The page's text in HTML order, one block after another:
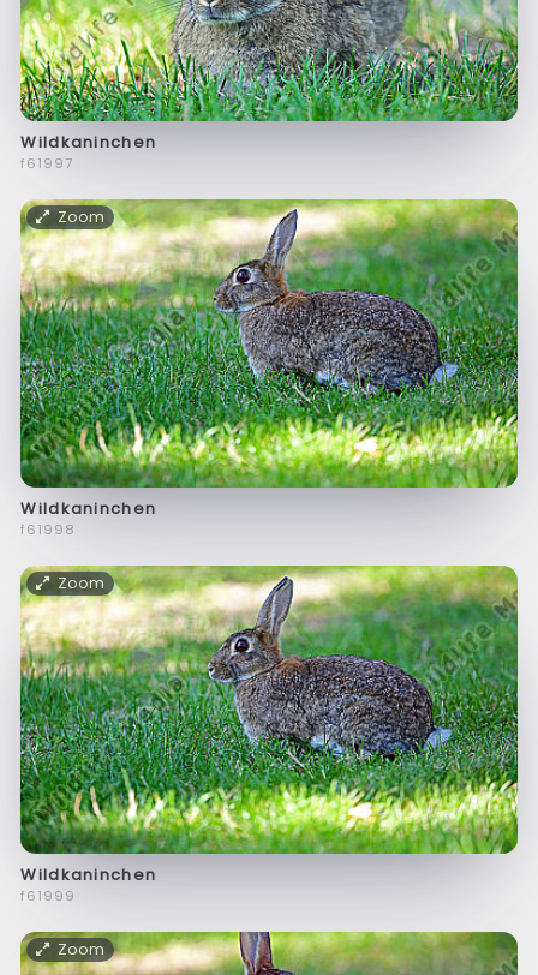
Wildkaninchen
f61997
Zoom
Wildkaninchen
f61998
Zoom
Wildkaninchen
f61999
Zoom